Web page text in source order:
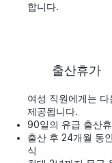
합니다.
출산휴가
여성 직원에게는
제공됩니다.
90일의 유급 출산
출산 후 24개월 동
식